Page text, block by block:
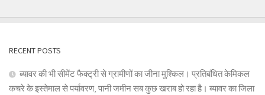
RECENT POSTS
ब्यावर की भी सीमेंट फैक्ट्री से ग्रामीणों का जीना मुश्किल। प्रतिबंधित केमिकल
कचरे के इस्तेमाल से पर्यावरण, पानी जमीन सब कुछ खराब हो रहा है। ब्यावर का जिला